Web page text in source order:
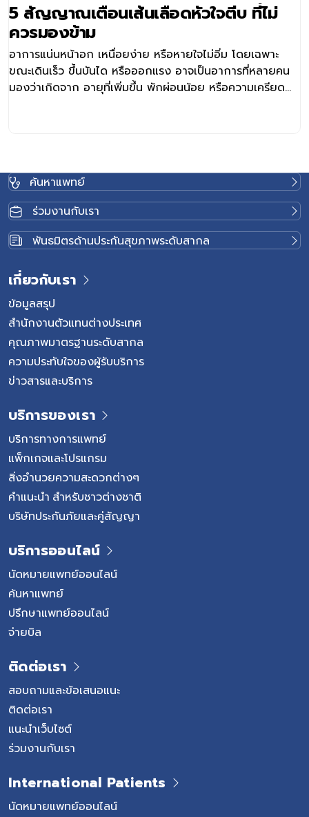
5 สัญญาณเตือนเส้นเลือดหัวใจตีบ ที่ไม่
ควรมองข้าม
อาการแน่นหน้าอก เหนื่อยง่าย หรือหายใจไม่อิ่ม โดยเฉพาะ
ขณะเดินเร็ว ขึ้นบันได หรือออกแรง อาจเป็นอาการที่หลายคน
มองว่าเกิดจาก อายุที่เพิ่มขึ้น พักผ่อนน้อย หรือความเครียด
ตีบ คืออะไร เส้นเลือดหัวใจตีบ หรือโรคหลอดเลือดหัวใจตีบ
(Coronary Artery Disease: CAD) คือ ภาวะที่หลอดเลือด
หัวใจซึ่งทำหน้าที่นำเลือดและออกซิเจนไปเลี้ยงกล้ามเนื้อหัวใจ
เกิดการตีบแคบลง ส่งผลให้เลือดไปเลี้ยงหัวใจได้ไม่เพียงพอ
โดยเฉพาะในช่วงที่หัวใจต้องการออกซิเจนมากขึ้น เช่น ขณะ
ออกกำลังกาย เดินเร็ว หรือทำกิจกรรมที่ใช้แรง โดยสาเหตุ
หลัก ๆ เกิดจากภาวะหลอดเลือดแดงแข็ง (Atherosclerosis)
ซึ่งเกิดจากการสะสมไขมัน คอเลสเตอรอล และสารต่าง ๆ
ภายในผนังหลอดเลือด จนเกิดเป็นคราบพลัค (Plaque) ทำให้
ช่องทางเดินเลือดค่อย ๆ แคบลงเมื่อเลือดไปเลี้ยงกล้ามเนื้อ
หัวใจลดลง ผู้ป่วยอาจมีอาการแน่นหน้าอก เจ็บหน้าอก เหนื่อย
ง่าย หรือหายใจไม่อิ่ม โดยอาการอาจชัดเจนขึ้น เมื่อหัวใจต้อง
ทำงานหนักขึ้น โรคเส้นเลือดหัวใจตีบมักค่อย […]
ค้นหาแพทย์
ร่วมงานกับเรา
พันธมิตรด้านประกันสุขภาพระดับสากล
เกี่ยวกับเรา
ข้อมูลสรุป
สำนักงานตัวแทนต่างประเทศ
คุณภาพมาตรฐานระดับสากล
ความประทับใจของผู้รับบริการ
ข่าวสารและบริการ
บริการของเรา
บริการทางการแพทย์
แพ็กเกจและโปรแกรม
สิ่งอำนวยความสะดวกต่างๆ
คำแนะนำ สำหรับชาวต่างชาติ
บริษัทประกันภัยและคู่สัญญา
บริการออนไลน์
นัดหมายแพทย์ออนไลน์
ค้นหาแพทย์
ปรึกษาแพทย์ออนไลน์
จ่ายบิล
ติดต่อเรา
สอบถามและข้อเสนอแนะ
ติดต่อเรา
แนะนำเว็บไซต์
ร่วมงานกับเรา
International Patients
นัดหมายแพทย์ออนไลน์